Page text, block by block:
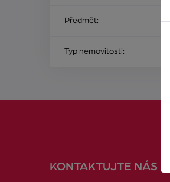
Předmět:
Typ nemovitosti:
KONTAKTUJTE NÁS